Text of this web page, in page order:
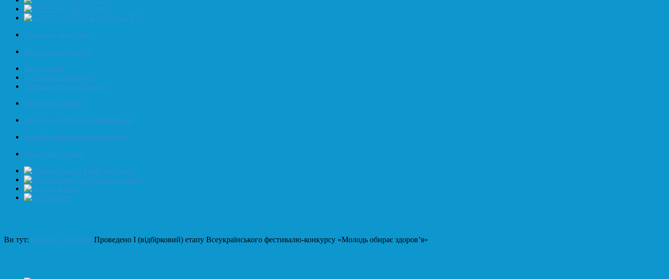
КОНТАКТ
КАРТА САЙТУ
Державні закупівлі
Фінансова звітність
Положення
Інституційний аудит
Підвищення кваліфікації
Цивільний захист
Доступ до публічної інформації
Запобігання проявам корупції
Очищення влади
Наші контакти
Про нас пишуть
Форум
Блоги
Ви тут: Головна Новини Проведено І (відбірковий) етапу Всеукраїнського фестивалю-конкурсу «Молодь обирає здоров’я»